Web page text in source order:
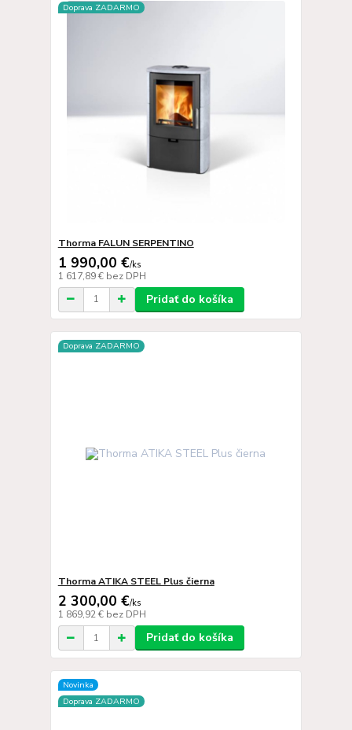
Doprava ZADARMO
Thorma FALUN SERPENTINO
1 990,00 €/ks
1 617,89 € bez DPH
Pridať do košíka
Doprava ZADARMO
Thorma ATIKA STEEL Plus čierna
2 300,00 €/ks
1 869,92 € bez DPH
Pridať do košíka
Novinka
Doprava ZADARMO